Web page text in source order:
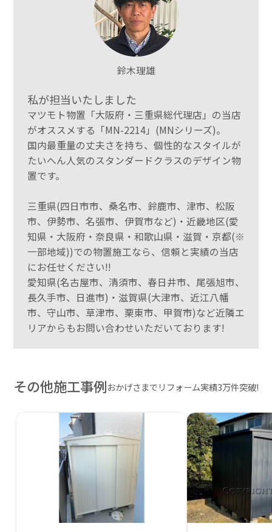
鈴木理雄
私が担当いたしました
マツモト物置「大阪府・三重県総代理店」の当店
がオススメする「MN-2214」(MNシリーズ)。
国内最重量の丈夫さを持ち、個性的なスタイルが
たいへん人気のスタンダードクラスのデザイン物
置です。
三重県(四日市市、桑名市、鈴鹿市、津市、松阪
市、伊勢市、名張市、伊賀市など)・近畿地区(愛
知県・大阪府・奈良県・和歌山県・滋賀・京都(※
一部地域))での物置施工なら、信頼と実績の当店
にお任せください!!
愛知県(名古屋市、清須市、春日井市、尾張旭市、
長久手市、日進市)・滋賀県(大津市、近江八幡
市、守山市、草津市、栗東市、甲賀市)など近隣エ
リアからもお問い合わせいただいております!
その他施工事例おかげさまでリフォーム実績3万件突破!